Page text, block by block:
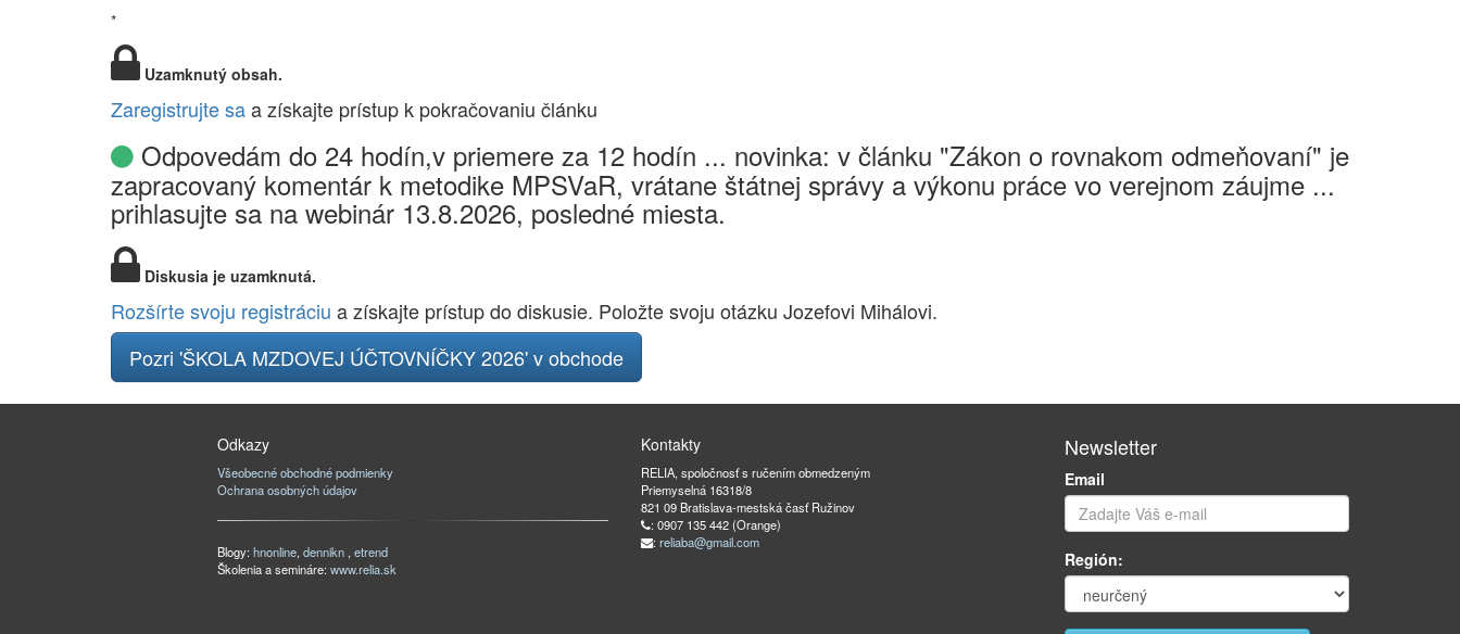
*
Uzamknutý obsah.
Zaregistrujte saa získajte prístup k pokračovaniu článku
Odpovedám do 24 hodín,v priemere za 12 hodín ... novinka: v článku "Zákon o rovnakom odmeňovaní" je
zapracovaný komentár k metodike MPSVaR, vrátane štátnej správy a výkonu práce vo verejnom záujme ...
prihlasujte sa na webinár 13.8.2026, posledné miesta.
Diskusia je uzamknutá.
Rozšírte svoju registráciu a získajte prístup do diskusie. Položte svoju otázku Jozefovi Mihálovi.
Pozri 'ŠKOLA MZDOVEJ ÚČTOVNÍČKY 2026' v obchode
Odkazy
Všeobecné obchodné podmienky
Ochrana osobných údajov
Blogy: hnonline, dennikn , etrend
Školenia a semináre: www.relia.sk
Kontakty
RELIA, spoločnosť s ručením obmedzeným
Priemyselná 16318/8
821 09 Bratislava-mestská časť Ružinov
: 0907 135 442 (Orange)
: reliaba@gmail.com
Newsletter
Email
Región: